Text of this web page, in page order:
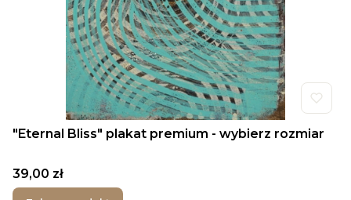
"Eternal Bliss" plakat premium - wybierz rozmiar
Cena
39,00 zł